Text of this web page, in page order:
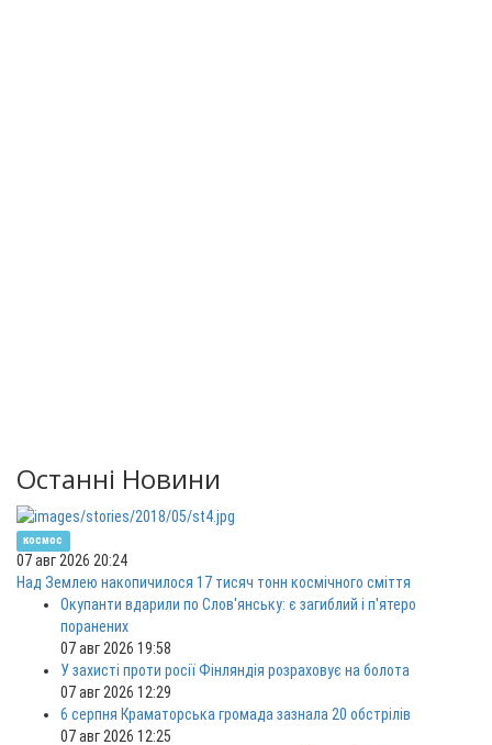
Останні Новини
космос
07 авг 2026 20:24
Над Землею накопичилося 17 тисяч тонн космічного сміття
Окупанти вдарили по Слов'янську: є загиблий і п'ятеро
поранених
07 авг 2026 19:58
У захисті проти росії Фінляндія розраховує на болота
07 авг 2026 12:29
6 серпня Краматорська громада зазнала 20 обстрілів
07 авг 2026 12:25